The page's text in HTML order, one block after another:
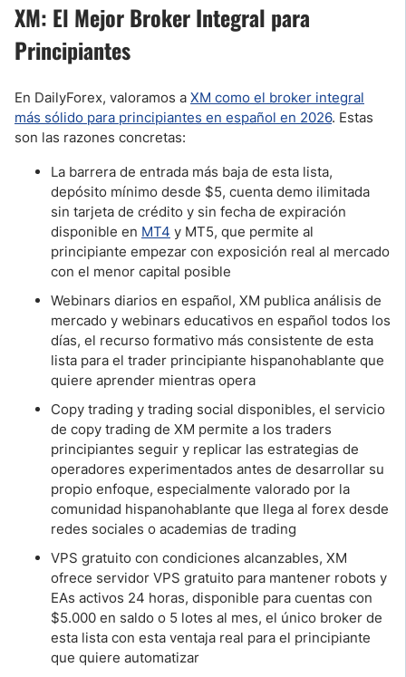
XM: El Mejor Broker Integral para
Principiantes
En DailyForex, valoramos a XM como el broker integral
más sólido para principiantes en español en 2026. Estas
son las razones concretas:
La barrera de entrada más baja de esta lista,
depósito mínimo desde $5, cuenta demo ilimitada
sin tarjeta de crédito y sin fecha de expiración
disponible en MT4 y MT5, que permite al
principiante empezar con exposición real al mercado
con el menor capital posible
Webinars diarios en español, XM publica análisis de
mercado y webinars educativos en español todos los
días, el recurso formativo más consistente de esta
lista para el trader principiante hispanohablante que
quiere aprender mientras opera
Copy trading y trading social disponibles, el servicio
de copy trading de XM permite a los traders
principiantes seguir y replicar las estrategias de
operadores experimentados antes de desarrollar su
propio enfoque, especialmente valorado por la
comunidad hispanohablante que llega al forex desde
redes sociales o academias de trading
VPS gratuito con condiciones alcanzables, XM
ofrece servidor VPS gratuito para mantener robots y
EAs activos 24 horas, disponible para cuentas con
$5.000 en saldo o 5 lotes al mes, el único broker de
esta lista con esta ventaja real para el principiante
que quiere automatizar